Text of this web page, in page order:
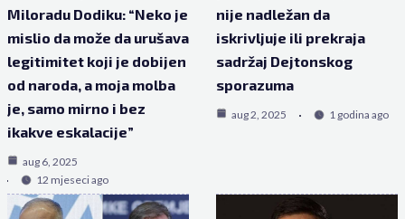
Miloradu Dodiku: “Neko je
mislio da može da urušava
legitimitet koji je dobijen
od naroda, a moja molba
je, samo mirno i bez
ikakve eskalacije”
aug 6, 2025
12 mjeseci ago
nije nadležan da
iskrivljuje ili prekraja
sadržaj Dejtonskog
sporazuma
aug 2, 2025 1 godina ago